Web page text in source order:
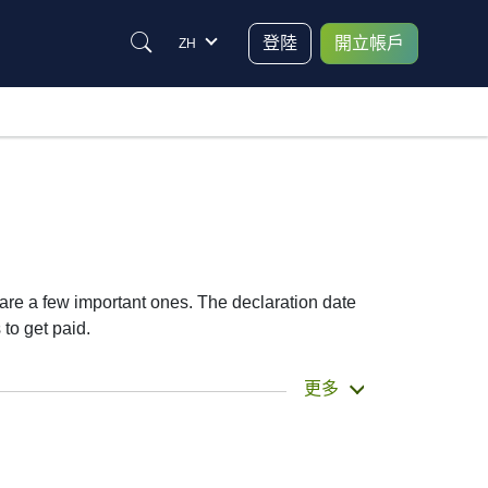
ZH 登陸 開立帳戶
a few important ones. The declaration date
get paid.
the money. 中遠太平洋 does pay dividends,
更多